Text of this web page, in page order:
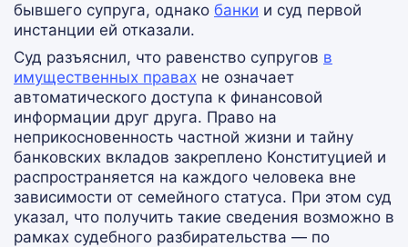
бывшего супруга, однако банки и суд первой
инстанции ей отказали.
Суд разъяснил, что равенство супругов в
имущественных правах не означает
автоматического доступа к финансовой
информации друг друга. Право на
неприкосновенность частной жизни и тайну
банковских вкладов закреплено Конституцией и
распространяется на каждого человека вне
зависимости от семейного статуса. При этом суд
указал, что получить такие сведения возможно в
рамках судебного разбирательства — по